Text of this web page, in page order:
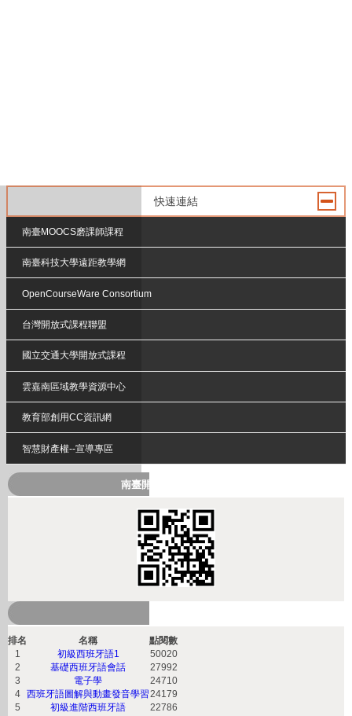
快速連結
南臺MOOCS磨課師課程
南臺科技大學遠距教學網
OpenCourseWare Consortium
台灣開放式課程聯盟
國立交通大學開放式課程
雲嘉南區域教學資源中心
教育部創用CC資訊網
智慧財產權--宣導專區
南臺開放式課程QRcode
排名 名稱
點閱數
1
初級西班牙語1
50020
2
基礎西班牙語會話
27992
3
電子學
24710
4
西班牙語圖解與動畫發音學習24179
5
初級進階西班牙語
22786